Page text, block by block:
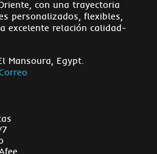
con una trayectoria
personalizados, flexibles,
excelente relación calidad-
Mansoura, Egypt.